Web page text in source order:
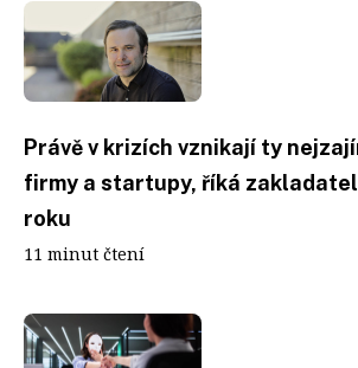
Právě v krizích vznikají ty
firmy a startupy, říká
roku
11 minut čtení